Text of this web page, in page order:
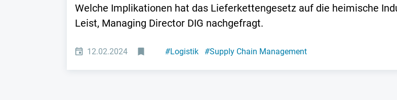
Welche Implikationen hat das Lieferkettengesetz auf die heimische
Leist, Managing Director DIG nachgefragt.
12.02.2024 #Logistik #Supply Chain Management